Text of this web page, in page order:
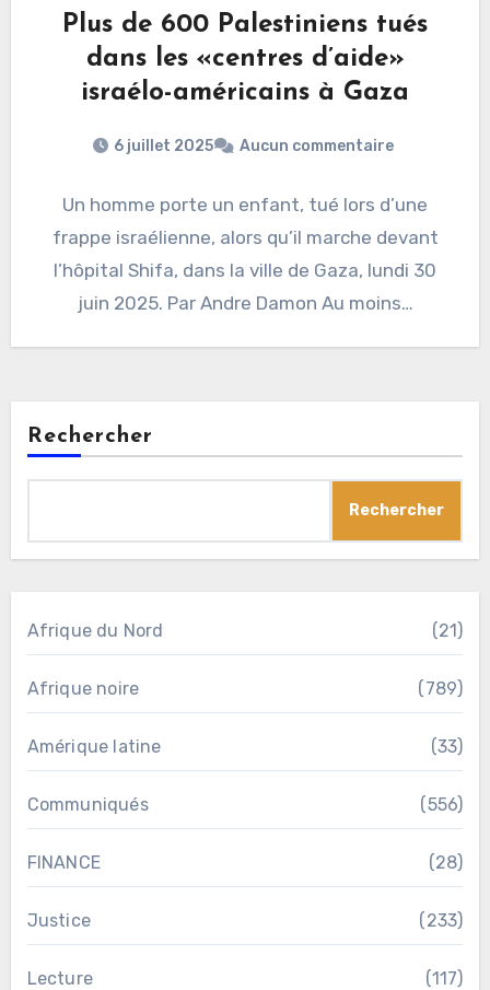
Plus de 600 Palestiniens tués
dans les «centres d’aide»
israélo-américains à Gaza
6 juillet 2025 Aucun commentaire
Un homme porte un enfant, tué lors d’une
frappe israélienne, alors qu’il marche devant
l’hôpital Shifa, dans la ville de Gaza, lundi 30
juin 2025. Par Andre Damon Au moins…
Rechercher
Rechercher
Afrique du Nord (21)
Afrique noire (789)
Amérique latine (33)
Communiqués (556)
FINANCE (28)
Justice (233)
Lecture (117)